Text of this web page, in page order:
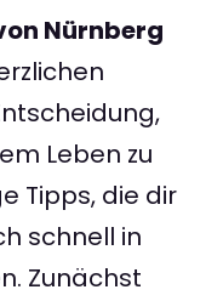
Nürnberg
Leben zu
Tipps, die dir
schnell in
Zunächst